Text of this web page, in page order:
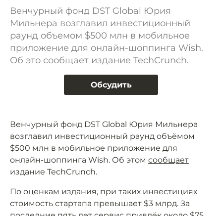
Венчурный фонд DST Global Юрия
Мильнера возглавил инвестиционный
раунд объемом $500 млн в мобильное
приложение для онлайн-шоппинга Wish.
Об это сообщает издание TechCrunch.
Обсудить
Венчурный фонд DST Global Юрия Мильнера
возглавил инвестиционный раунд объёмом
$500 млн в мобильное приложение для
онлайн-шоппинга Wish. Об этом сообщает
издание TechCrunch.
По оценкам издания, при таких инвестициях
стоимость стартапа превышает $3 млрд. За